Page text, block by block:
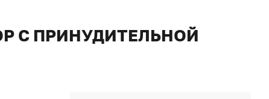
С ПРИНУДИТЕЛЬНОЙ